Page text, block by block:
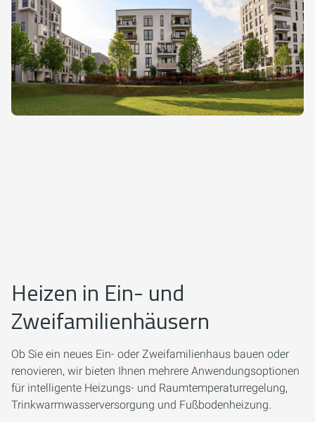
Heizen in Ein- und
Zweifamilienhäusern
Ob Sie ein neues Ein- oder Zweifamilienhaus bauen oder
renovieren, wir bieten Ihnen mehrere Anwendungsoptionen
für intelligente Heizungs- und Raumtemperaturregelung,
Trinkwarmwasserversorgung und Fußbodenheizung.